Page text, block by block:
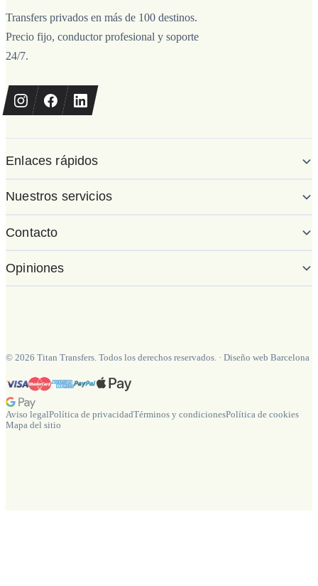
Transfers privados en más de 100 destinos.
Precio fijo, conductor profesional y soporte
24/7.
Enlaces rápidos
Nuestros servicios
Contacto
Opiniones
© 2026 Titan Transfers. Todos los derechos reservados. · Diseño web Barcelona
Aviso legalPolítica de privacidadTérminos y condicionesPolítica de cookies
Mapa del sitio